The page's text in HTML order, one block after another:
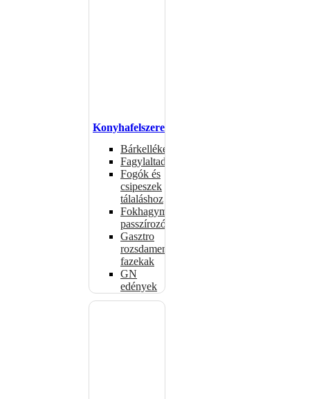
Konyhafelszerelés
Bárkellékek
Fagylaltadagolók
Fogók és
csipeszek
tálaláshoz
Fokhagymaprések,
passzírozók
Gasztro
rozsdamentes
fazekak
GN
edények